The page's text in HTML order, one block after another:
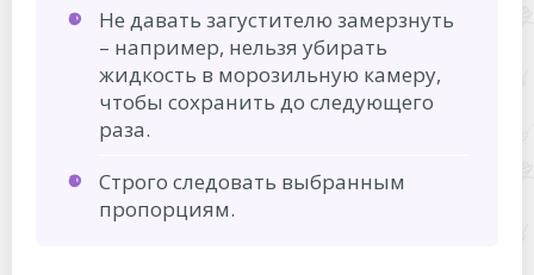
Не давать загустителю замерзнуть
– например, нельзя убирать
жидкость в морозильную камеру,
чтобы сохранить до следующего
раза.
Строго следовать выбранным
пропорциям.